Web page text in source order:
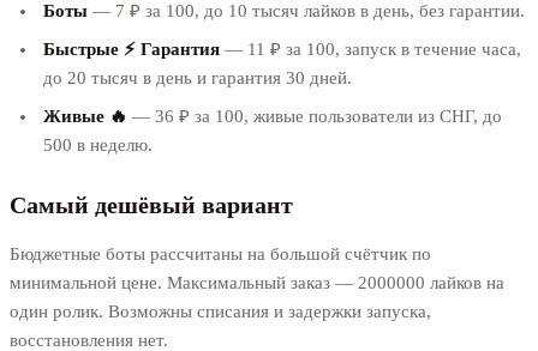
Боты — 7 ₽ за 100, до 10 тысяч лайков в день, без гарантии.
Быстрые ⚡️ Гарантия — 11 ₽ за 100, запуск в течение часа,
до 20 тысяч в день и гарантия 30 дней.
Живые 🔥 — 36 ₽ за 100, живые пользователи из СНГ, до
500 в неделю.
Самый дешёвый вариант
Бюджетные боты рассчитаны на большой счётчик по
минимальной цене. Максимальный заказ — 2000000 лайков на
один ролик. Возможны списания и задержки запуска,
восстановления нет.